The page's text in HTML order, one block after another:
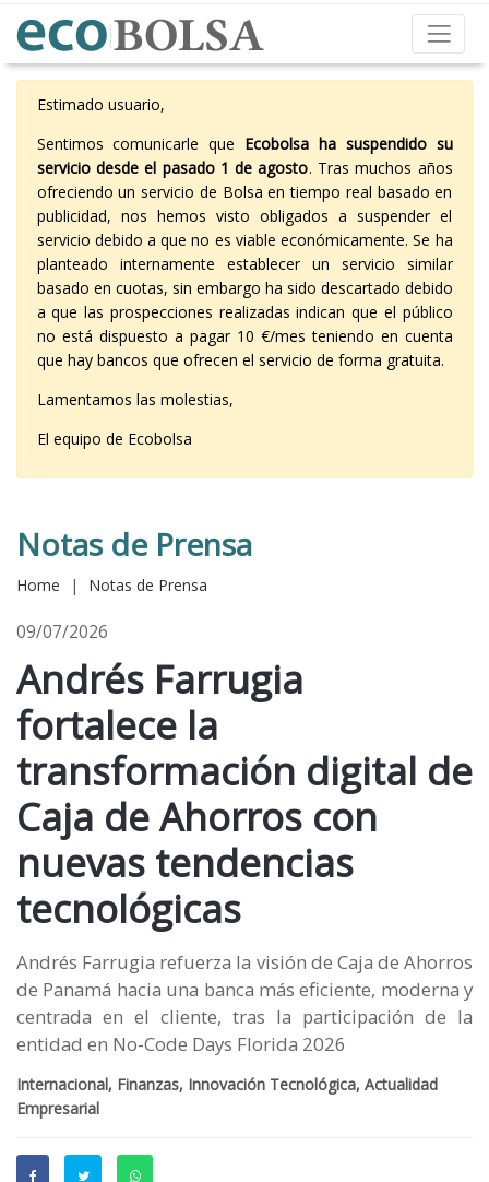
Estimado usuario,
Sentimos comunicarle que Ecobolsa ha suspendido su
servicio desde el pasado 1 de agosto. Tras muchos años
ofreciendo un servicio de Bolsa en tiempo real basado en
publicidad, nos hemos visto obligados a suspender el
servicio debido a que no es viable económicamente. Se ha
planteado internamente establecer un servicio similar
basado en cuotas, sin embargo ha sido descartado debido
a que las prospecciones realizadas indican que el público
no está dispuesto a pagar 10 €/mes teniendo en cuenta
que hay bancos que ofrecen el servicio de forma gratuita.
Lamentamos las molestias,
El equipo de Ecobolsa
Notas de Prensa
Home | Notas de Prensa
09/07/2026
Andrés Farrugia
fortalece la
transformación digital de
Caja de Ahorros con
nuevas tendencias
tecnológicas
Andrés Farrugia refuerza la visión de Caja de Ahorros
de Panamá hacia una banca más eficiente, moderna y
centrada en el cliente, tras la participación de la
entidad en No-Code Days Florida 2026
Internacional, Finanzas, Innovación Tecnológica, Actualidad
Empresarial